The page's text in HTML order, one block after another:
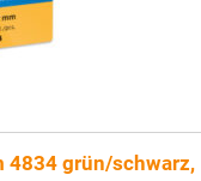
4834 grün/schwarz,